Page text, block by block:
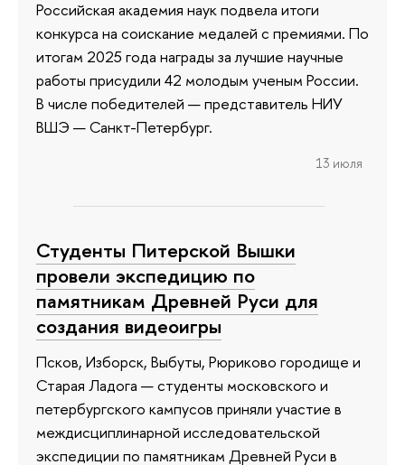
Российская академия наук подвела итоги
конкурса на соискание медалей с премиями. По
итогам 2025 года награды за лучшие научные
работы присудили 42 молодым ученым России.
В числе победителей — представитель НИУ
ВШЭ — Санкт-Петербург.
13 июля
Студенты Питерской Вышки
провели экспедицию по
памятникам Древней Руси для
создания видеоигры
Псков, Изборск, Выбуты, Рюриково городище и
Старая Ладога — студенты московского и
петербургского кампусов приняли участие в
междисциплинарной исследовательской
экспедиции по памятникам Древней Руси в